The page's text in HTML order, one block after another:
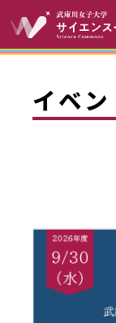
コンテンツへスキップ
メインナビゲーションへ
イベン